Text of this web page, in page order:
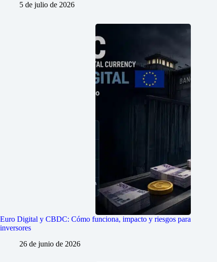
5 de julio de 2026
Euro Digital y CBDC: Cómo funciona, impacto y riesgos para
inversores
26 de junio de 2026